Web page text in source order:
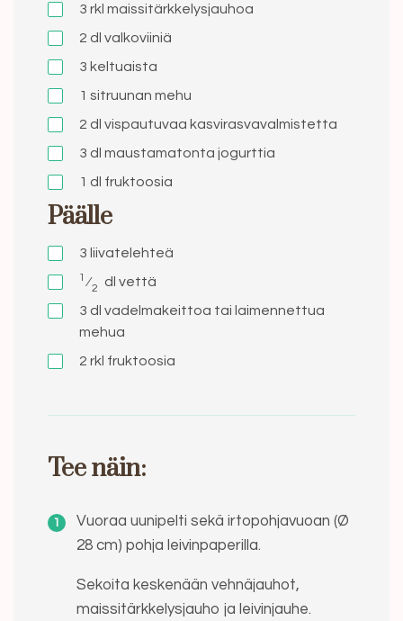
3 rkl maissitärkkelysjauhoa
2 dl valkoviiniä
3 keltuaista
1 sitruunan mehu
2 dl vispautuvaa kasvirasvavalmistetta
3 dl maustamatonta jogurttia
1 dl fruktoosia
Päälle
3 liivatelehteä
1 ⁄2 dl vettä
3 dl vadelmakeittoa tai laimennettua
mehua
2 rkl fruktoosia
Tee näin:
Vuoraa uunipelti sekä irtopohjavuoan (Ø
28 cm) pohja leivinpaperilla.
Sekoita keskenään vehnäjauhot,
maissitärkkelysjauho ja leivinjauhe.